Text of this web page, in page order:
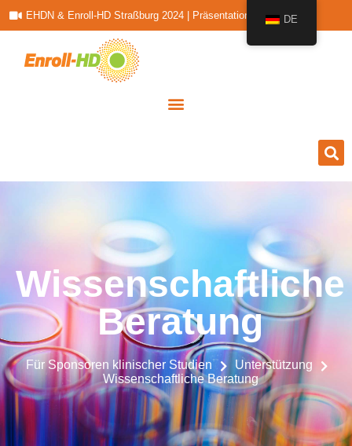
EHDN & Enroll-HD Straßburg 2024 | Präsentationen
Wissenschaftliche
Beratung
Für Sponsoren klinischer Studien
Unterstützung
Wissenschaftliche Beratung
DE